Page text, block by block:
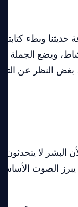
وبطء
ويضع الجملة
النظر عن
البشر لا يتحدثون
يبرز الصوت